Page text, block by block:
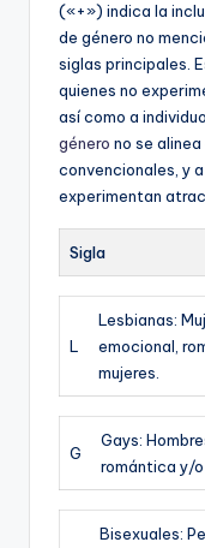
(«+») indica la
de género no
siglas principales.
quienes no
así como a
género no se
convencionales, y
experimentan
Sigla
L
Lesbianas:
emocional,
mujeres.
G
Gays:
romántica y/
Bisexuales: